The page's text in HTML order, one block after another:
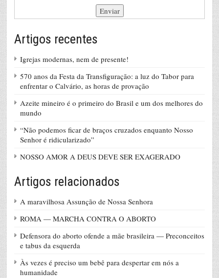
Artigos recentes
Igrejas modernas, nem de presente!
570 anos da Festa da Transfiguração: a luz do Tabor para
enfrentar o Calvário, as horas de provação
Azeite mineiro é o primeiro do Brasil e um dos melhores do
mundo
“Não podemos ficar de braços cruzados enquanto Nosso
Senhor é ridicularizado”
NOSSO AMOR A DEUS DEVE SER EXAGERADO
Artigos relacionados
A maravilhosa Assunção de Nossa Senhora
ROMA — MARCHA CONTRA O ABORTO
Defensora do aborto ofende a mãe brasileira — Preconceitos
e tabus da esquerda
Às vezes é preciso um bebê para despertar em nós a
humanidade